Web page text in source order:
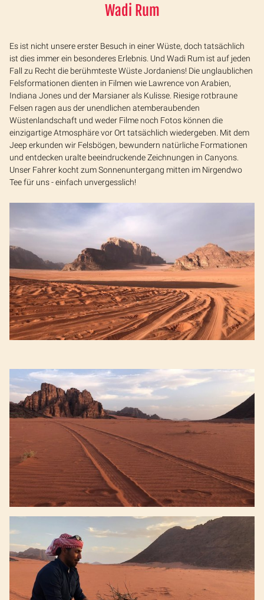
Wadi Rum
Es ist nicht unsere erster Besuch in einer Wüste, doch tatsächlich
ist dies immer ein besonderes Erlebnis. Und Wadi Rum ist auf jeden
Fall zu Recht die berühmteste Wüste Jordaniens! Die unglaublichen
Felsformationen dienten in Filmen wie Lawrence von Arabien,
Indiana Jones und der Marsianer als Kulisse. Riesige rotbraune
Felsen ragen aus der unendlichen atemberaubenden
Wüstenlandschaft und weder Filme noch Fotos können die
einzigartige Atmosphäre vor Ort tatsächlich wiedergeben. Mit dem
Jeep erkunden wir Felsbögen, bewundern natürliche Formationen
und entdecken uralte beeindruckende Zeichnungen in Canyons.
Unser Fahrer kocht zum Sonnenuntergang mitten im Nirgendwo
Tee für uns - einfach unvergesslich!